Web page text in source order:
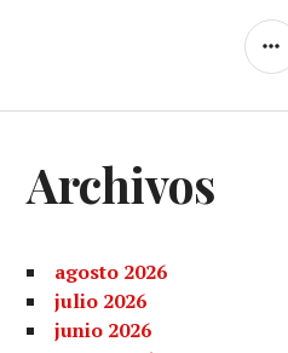
Archivos
agosto 2026
julio 2026
junio 2026